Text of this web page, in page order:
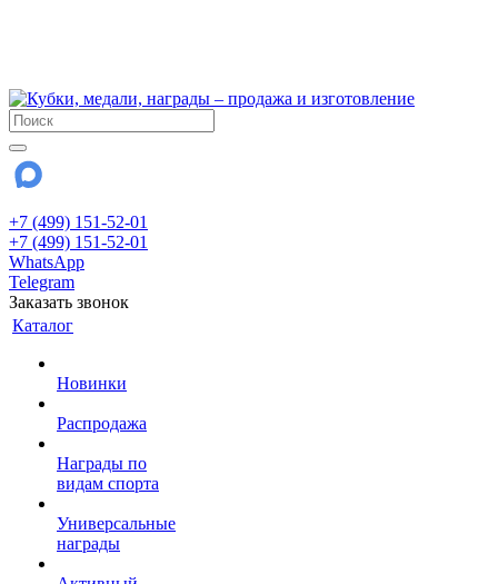
+7 (499) 151-52-01
+7 (499) 151-52-01
WhatsApp
Telegram
Заказать звонок
Каталог
Новинки
Распродажа
Награды по
видам спорта
Универсальные
награды